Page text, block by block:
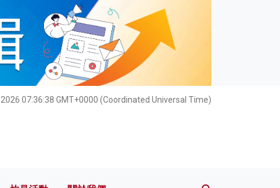
2026 07:36:40 GMT+0000 (Coordinated Universal Time)
灼見活動 關於我們